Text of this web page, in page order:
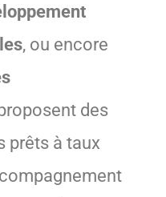
, ou encore
des
prêts à taux